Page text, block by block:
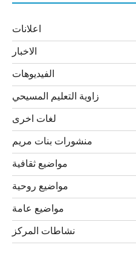
اعلانات
الاخبار
الفيديوهات
زاوية التعليم المسيحي
لغات اخرى
منشورات بنات مريم
مواضيع ثقافية
مواضيع روحية
مواضيع عامة
نشاطات المركز